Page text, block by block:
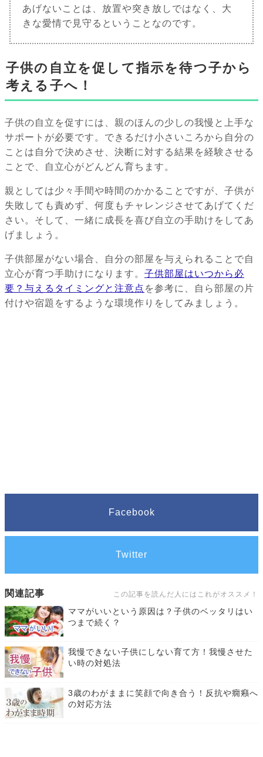
あげないことは、放置や突き放しではなく、大
きな愛情で見守るということなのです。
子供の自立を促して指示を待つ子から
考える子へ！
子供の自立を促すには、親のほんの少しの我慢と上手な
サポートが必要です。できるだけ小さいころから自分の
ことは自分で決めさせ、決断に対する結果を経験させる
ことで、自立心がどんどん育ちます。
親としては少々手間や時間のかかることですが、子供が
失敗しても責めず、何度もチャレンジさせてあげてくだ
さい。そして、一緒に成長を喜び自立の手助けをしてあ
げましょう。
子供部屋がない場合、自分の部屋を与えられることで自
立心が育つ手助けになります。 子供部屋はいつから必
要？与えるタイミングと注意点 を参考に、自ら部屋の片
付けや宿題をするような環境作りをしてみましょう。
Facebook
Twitter
関連記事 この記事を読んだ人にはこれがオススメ！
ママがいいという原因は？子供のベッタリはい
つまで続く？
我慢できない子供にしない育て方！我慢させた
い時の対処法
3歳のわがままに笑顔で向き合う！反抗や癇癪へ
の対応方法